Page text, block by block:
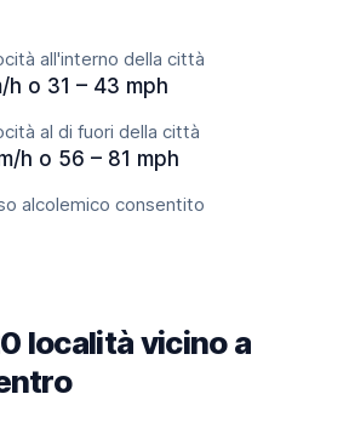
all'interno della città
h o 31 – 43 mph
al di fuori della città
h o 56 – 81 mph
alcolemico consentito
località vicino a